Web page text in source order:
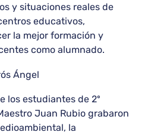
y situaciones reales de
educativos,
la mejor formación y
como alumnado.
Ángel
los estudiantes de 2º
Juan Rubio grabaron
la